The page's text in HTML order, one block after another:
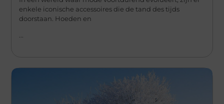
enkele iconische accessoires die de tand des tijds
doorstaan. Hoeden en